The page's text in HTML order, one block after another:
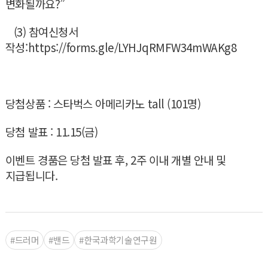
(3) 참여신청서
작성:https://forms.gle/LYHJqRMFW34mWAKg8
당첨상품 : 스타벅스 아메리카노 tall (101명)
당첨 발표 : 11.15(금)
이벤트 경품은 당첨 발표 후, 2주 이내 개별 안내 및
지급됩니다.
#드러머 #밴드 #한국과학기술연구원